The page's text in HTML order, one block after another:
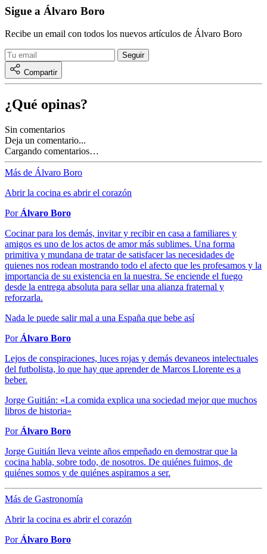
Sigue a Álvaro Boro
Recibe un email con todos los nuevos artículos de Álvaro Boro
Compartir
¿Qué opinas?
Sin comentarios
Deja un comentario...
Cargando comentarios…
Más de Álvaro Boro
Abrir la cocina es abrir el corazón
Por Álvaro Boro
Cocinar para los demás, invitar y recibir en casa a familiares y
amigos es uno de los actos de amor más sublimes. Una forma
primitiva y mundana de tratar de satisfacer las necesidades de
quienes nos rodean mostrando todo el afecto que les profesamos y la
importancia de su existencia en la nuestra. Se enciende el fuego
desde la entrega absoluta para sellar una alianza fraternal y
reforzarla.
Nada le puede salir mal a una España que bebe así
Por Álvaro Boro
Lejos de conspiraciones, luces rojas y demás devaneos intelectuales
del futbolista, lo que hay que aprender de Marcos Llorente es a
beber.
Jorge Guitián: «La comida explica una sociedad mejor que muchos
libros de historia»
Por Álvaro Boro
Jorge Guitián lleva veinte años empeñado en demostrar que la
cocina habla, sobre todo, de nosotros. De quiénes fuimos, de
quiénes somos y de quiénes aspiramos a ser.
Más de Gastronomía
Abrir la cocina es abrir el corazón
Por Álvaro Boro